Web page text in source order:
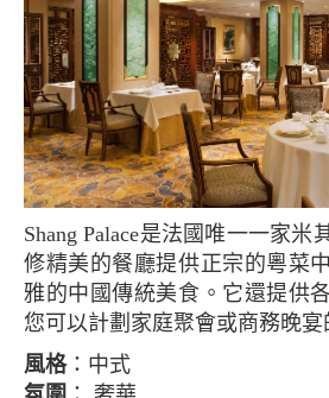
Shang Palace是法國唯一一家米其林星級中餐廳。裝
修精美的餐廳提供正宗的粵菜
雅的中國傳統美食。它還提供
您可以計劃家庭聚會或商務晚宴
風格：中式